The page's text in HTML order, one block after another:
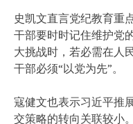
史凯文直言党纪教育重
干部要时时记住维护党
大挑战时，若必需在人
干部必须“以党为先”。
寇健文也表示习近平推
交策略的转向关联较小